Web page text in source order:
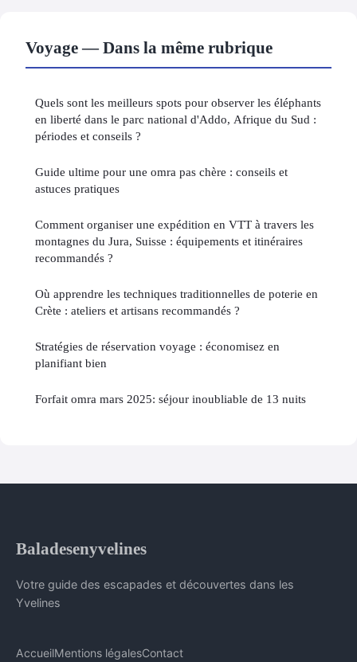
Voyage — Dans la même rubrique
Quels sont les meilleurs spots pour observer les éléphants
en liberté dans le parc national d'Addo, Afrique du Sud :
périodes et conseils ?
Guide ultime pour une omra pas chère : conseils et
astuces pratiques
Comment organiser une expédition en VTT à travers les
montagnes du Jura, Suisse : équipements et itinéraires
recommandés ?
Où apprendre les techniques traditionnelles de poterie en
Crète : ateliers et artisans recommandés ?
Stratégies de réservation voyage : économisez en
planifiant bien
Forfait omra mars 2025: séjour inoubliable de 13 nuits
Baladesenyvelines
Votre guide des escapades et découvertes dans les
Yvelines
AccueilMentions légalesContact